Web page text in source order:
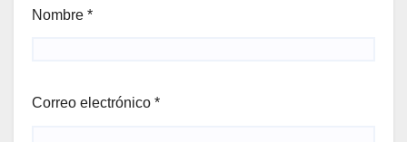
Nombre *
Correo electrónico *